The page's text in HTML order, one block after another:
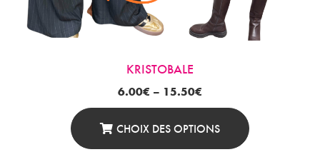
KRISTOBALE
6.00€ – 15.50€
CHOIX DES OPTIONS